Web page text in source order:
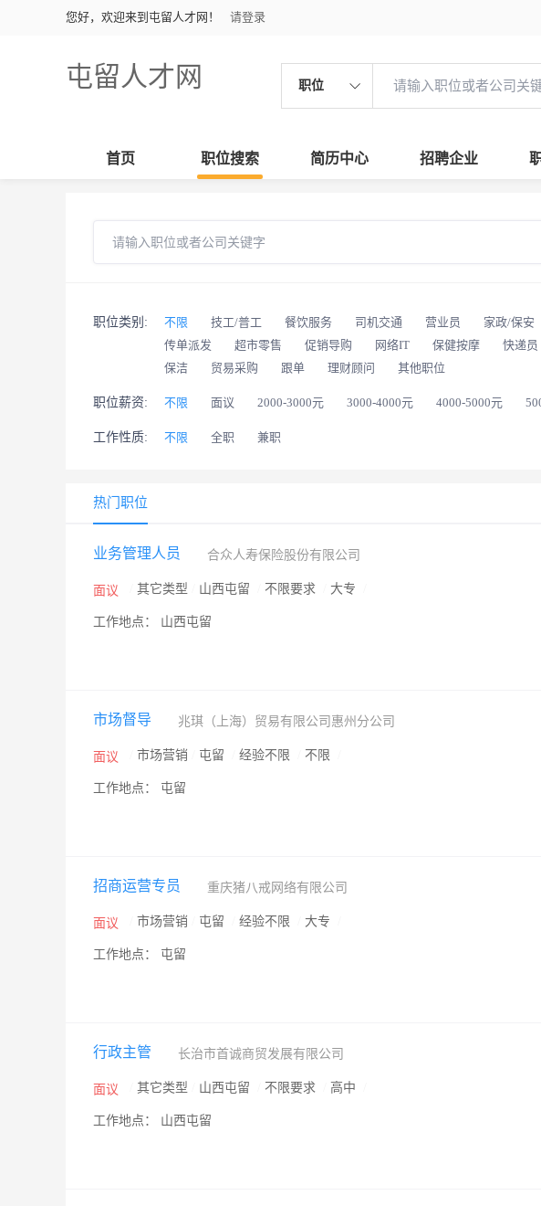
您好，欢迎来到屯留人才网！ 请登录
屯留人才网 职位
首页 职位搜索 简历中心 招聘企业
职位类别: 不限 技工/普工 餐饮服务 司机交通 营业员 家政/保安
传单派发
超市零售 促销导购 网络IT 保健按摩 快递员
保洁
贸易采购 跟单 理财顾问 其他职位
职位薪资: 不限 面议 2000-3000元 3000-4000元 4000-5000元
工作性质: 不限 全职 兼职
热门职位
业务管理人员 合众人寿保险股份有限公司
面议 其它类型 山西屯留 不限要求 大专
工作地点： 山西屯留
市场督导 兆琪（上海）贸易有限公司惠州分公司
面议 市场营销 屯留 经验不限 不限
工作地点： 屯留
招商运营专员 重庆猪八戒网络有限公司
面议 市场营销 屯留 经验不限 大专
工作地点： 屯留
行政主管 长治市首诚商贸发展有限公司
面议 其它类型 山西屯留 不限要求 高中
工作地点： 山西屯留